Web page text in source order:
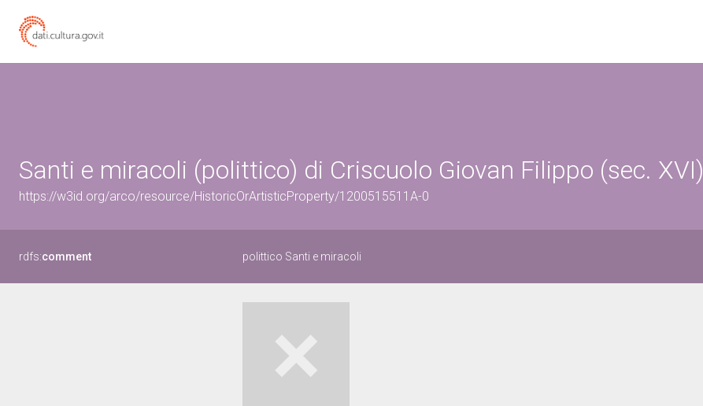
Santi e miracoli (polittico) di Criscuolo Giovan Filippo (sec. XVI)
https://w3id.org/arco/resource/HistoricOrArtisticProperty/1200515511A-0
rdfs:comment polittico Santi e miracoli